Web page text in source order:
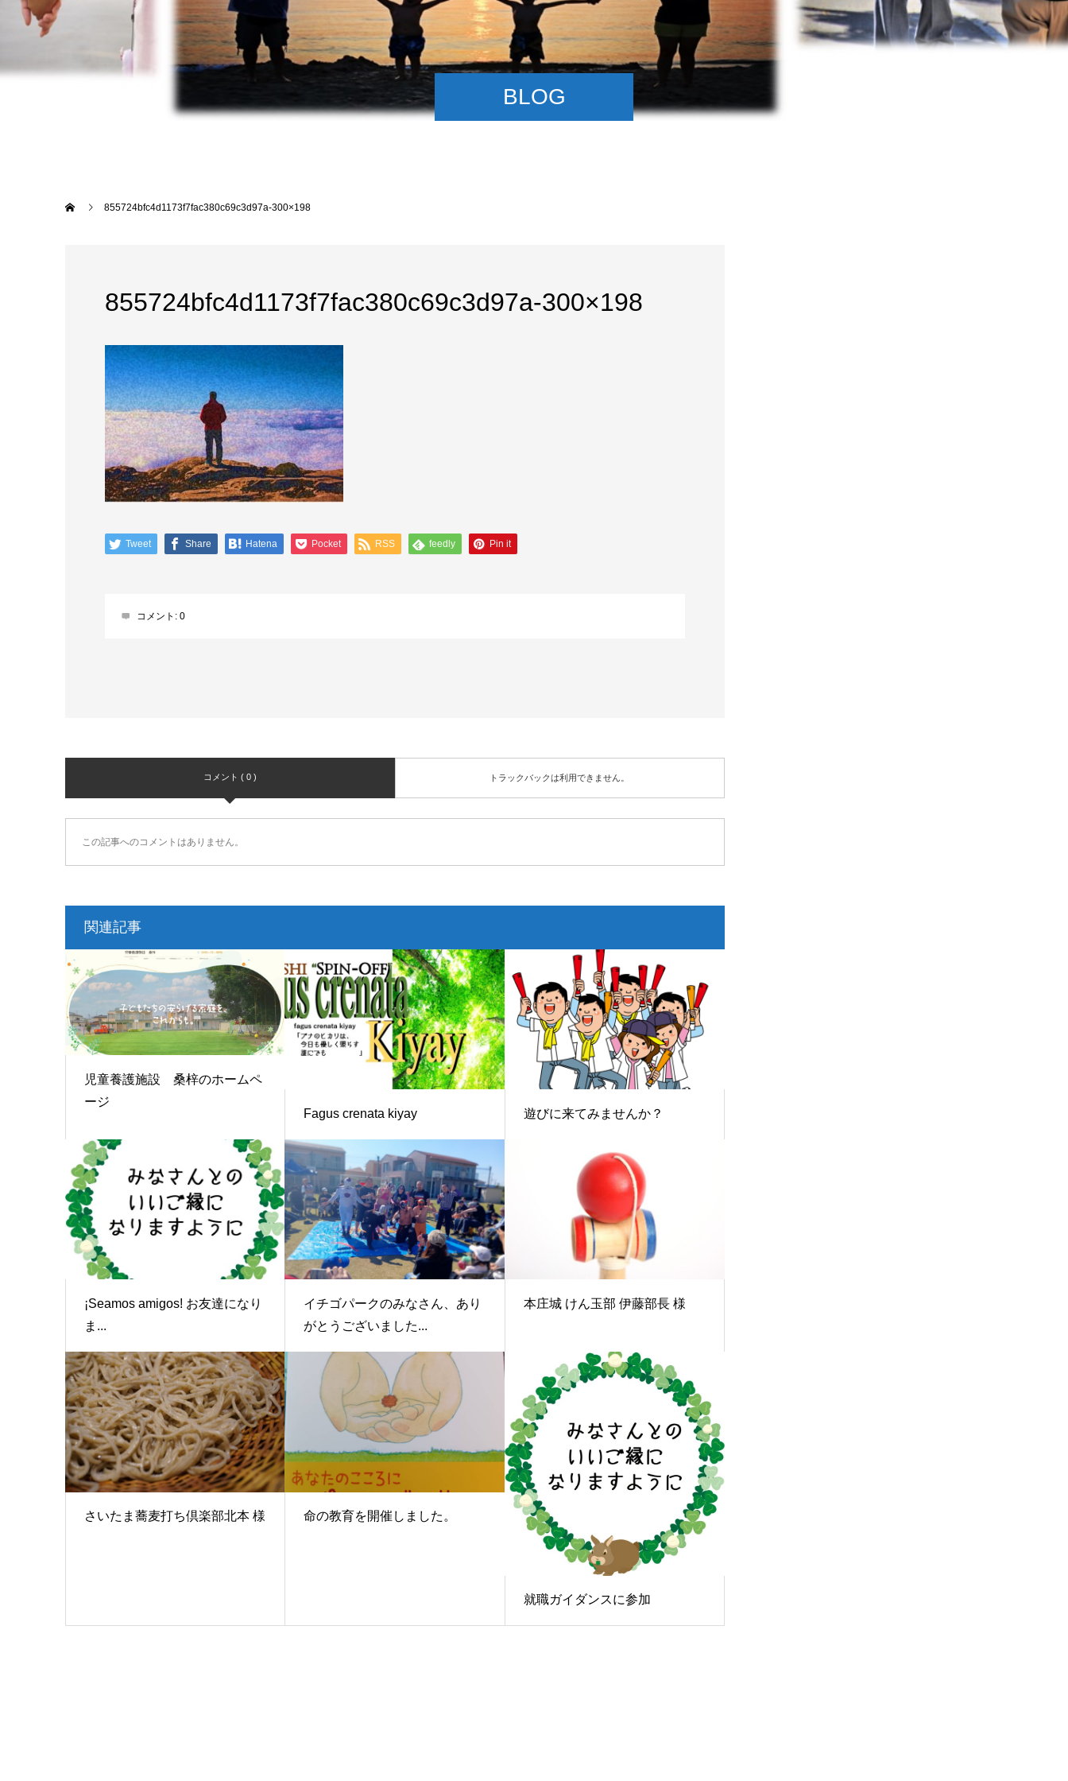
BLOG
855724bfc4d1173f7fac380c69c3d97a-300×198
855724bfc4d1173f7fac380c69c3d97a-300×198
Tweet Share Hatena Pocket RSS feedly Pin it
コメント: 0
コメント ( 0 ) トラックバックは利用できません。
この記事へのコメントはありません。
関連記事
児童養護施設 桑梓のホームペ
ージ
Fagus crenata kiyay
遊びに来てみませんか？
¡Seamos amigos! お友達になり
ま...
イチゴパークのみなさん、あり
がとうございました...
本庄城 けん玉部 伊藤部長 様
さいたま蕎麦打ち倶楽部北本 様 命の教育を開催しました。
就職ガイダンスに参加